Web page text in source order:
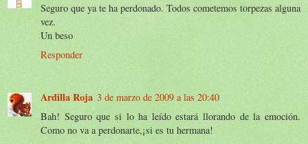
Seguro que ya te ha perdonado. Todos cometemos torpezas alguna
vez.
Un beso
Responder
Ardilla Roja 3 de marzo de 2009 a las 20:40
Bah! Seguro que si lo ha leído estará llorando de la emoción.
Como no va a perdonarte,¡si es tu hermana!